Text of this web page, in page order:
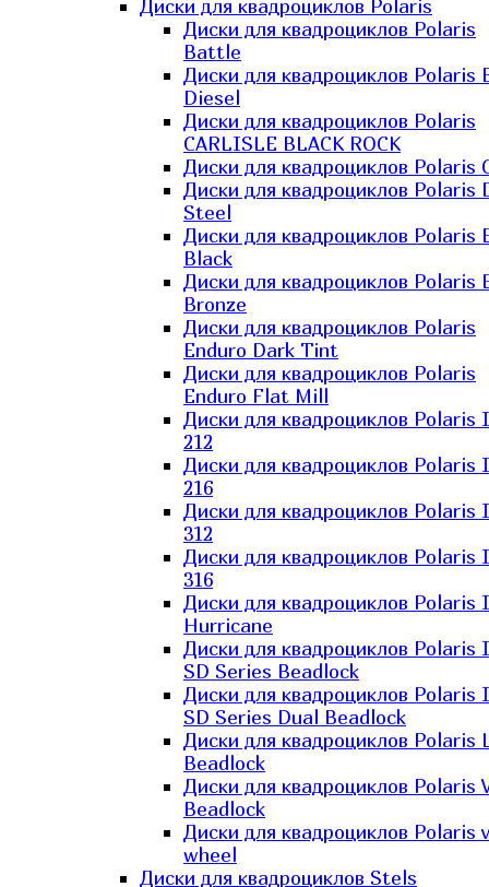
Диски для квадроциклов Polaris
Диски для квадроциклов Polaris
Battle
Диски для квадроциклов Polaris
Diesel
Диски для квадроциклов Polaris
CARLISLE BLACK ROCK
Диски для квадроциклов Polaris
Диски для квадроциклов Polaris
Steel
Диски для квадроциклов Polaris
Black
Диски для квадроциклов Polaris
Bronze
Диски для квадроциклов Polaris
Enduro Dark Tint
Диски для квадроциклов Polaris
Enduro Flat Mill
Диски для квадроциклов Polaris
212
Диски для квадроциклов Polaris
216
Диски для квадроциклов Polaris
312
Диски для квадроциклов Polaris
316
Диски для квадроциклов Polaris
Hurricane
Диски для квадроциклов Polaris
SD Series Beadlock
Диски для квадроциклов Polaris
SD Series Dual Beadlock
Диски для квадроциклов Polaris
Beadlock
Диски для квадроциклов Polaris
Beadlock
Диски для квадроциклов Polaris
wheel
Диски для квадроциклов Stels